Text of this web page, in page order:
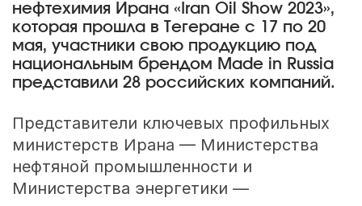
нефтехимия Ирана «Iran Oil Show 2023»,
которая прошла в Тегеране с 17 по 20
мая, участники свою продукцию под
национальным брендом Made in Russia
представили 28 российских компаний.
Представители ключевых профильных
министерств Ирана — Министерства
нефтяной промышленности и
Министерства энергетики —